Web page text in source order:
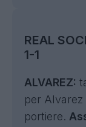
REAL
1-1
ALVAREZ:
per
portiere.